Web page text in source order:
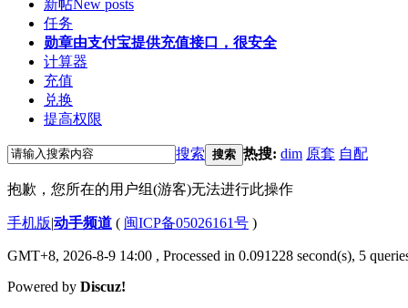
新帖New posts
任务
勋章由支付宝提供充值接口，很安全
计算器
充值
兑换
提高权限
搜索 搜索 热搜: dim 原套 自配
抱歉，您所在的用户组(游客)无法进行此操作
手机版|动手频道 ( 闽ICP备05026161号 )
GMT+8, 2026-8-9 14:00 , Processed in 0.091228 second(s), 5
Powered by Discuz!